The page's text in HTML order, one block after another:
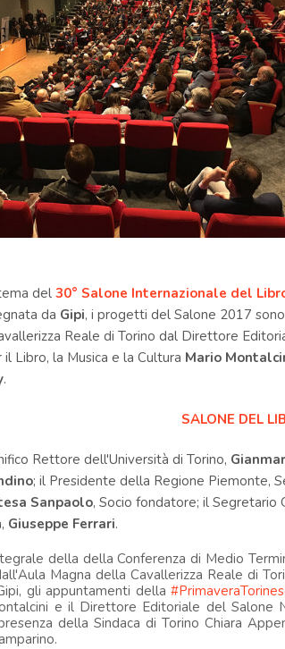
del30° Salone Internazionale del
da Gipi, i progetti del Salone 2017
Reale di Torino dal Direttore
il Libro, la Musica e la Cultura Mario
.
SALONE DEL
Rettore dell'Università di Torino,
; il Presidente della Regione Piemonte,
Sanpaolo, Socio fondatore; il Segretario
Giuseppe Ferrari.
della della Conferenza di Medio
Magna della Cavallerizza Reale di
gli appuntamenti della
e il Direttore Editoriale del Salone
della Sindaca di Torino Chiara